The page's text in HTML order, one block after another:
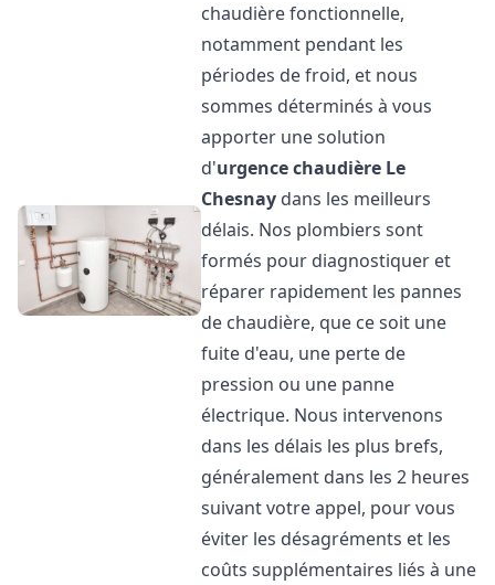
chaudière fonctionnelle,
notamment pendant les
périodes de froid, et nous
sommes déterminés à vous
apporter une solution
d'urgence chaudière Le
Chesnay dans les meilleurs
délais. Nos plombiers sont
formés pour diagnostiquer et
réparer rapidement les pannes
de chaudière, que ce soit une
fuite d'eau, une perte de
pression ou une panne
électrique. Nous intervenons
dans les délais les plus brefs,
généralement dans les 2 heures
suivant votre appel, pour vous
éviter les désagréments et les
coûts supplémentaires liés à une